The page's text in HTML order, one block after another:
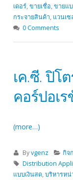
เดอร์,ขายเชื่อ,ขายแ
กระจายสินค้า, แวนเซ
0 Comments
เค.ซี. ปิโ
คอร์ปอเ
(more…)
Byvgenz
กิจ
Distribution
แบบเงินสด,บริหารหน่